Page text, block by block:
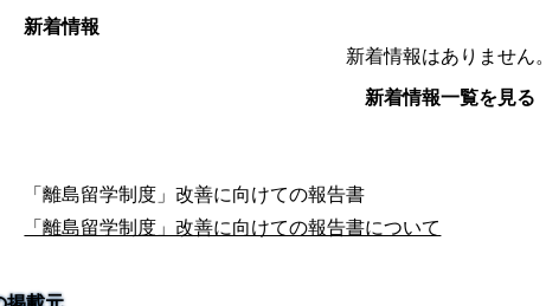
新着情報
新着情報はありません。
新着情報一覧を見る
「離島留学制度」改善に向けての報告書
「離島留学制度」改善に向けての報告書について